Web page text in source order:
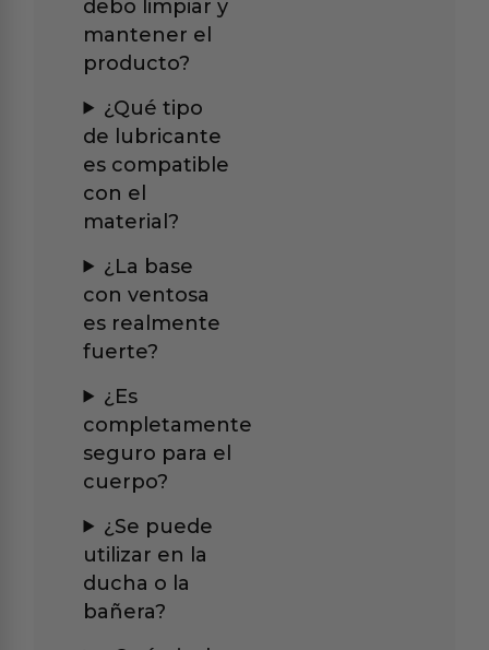
debo limpiar y
mantener el
producto?
¿Qué tipo
de lubricante
es compatible
con el
material?
¿La base
con ventosa
es realmente
fuerte?
¿Es
completamente
seguro para el
cuerpo?
¿Se puede
utilizar en la
ducha o la
bañera?